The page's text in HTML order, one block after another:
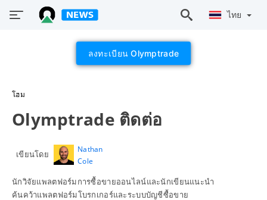
ไทย
ลงทะเบียน Olymptrade
โฮม
Olymptrade ติดต่อ
เขียนโดย
Nathan
Cole
นักวิจัยแพลตฟอร์มการซื้อขายออนไลน์และนักเขียนแนะนำ
ค้นคว้าแพลตฟอร์มโบรกเกอร์และระบบบัญชีซื้อขาย